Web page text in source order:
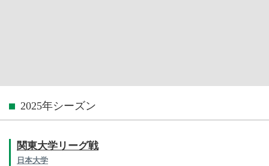
2025年シーズン
関東大学リーグ戦
日本大学